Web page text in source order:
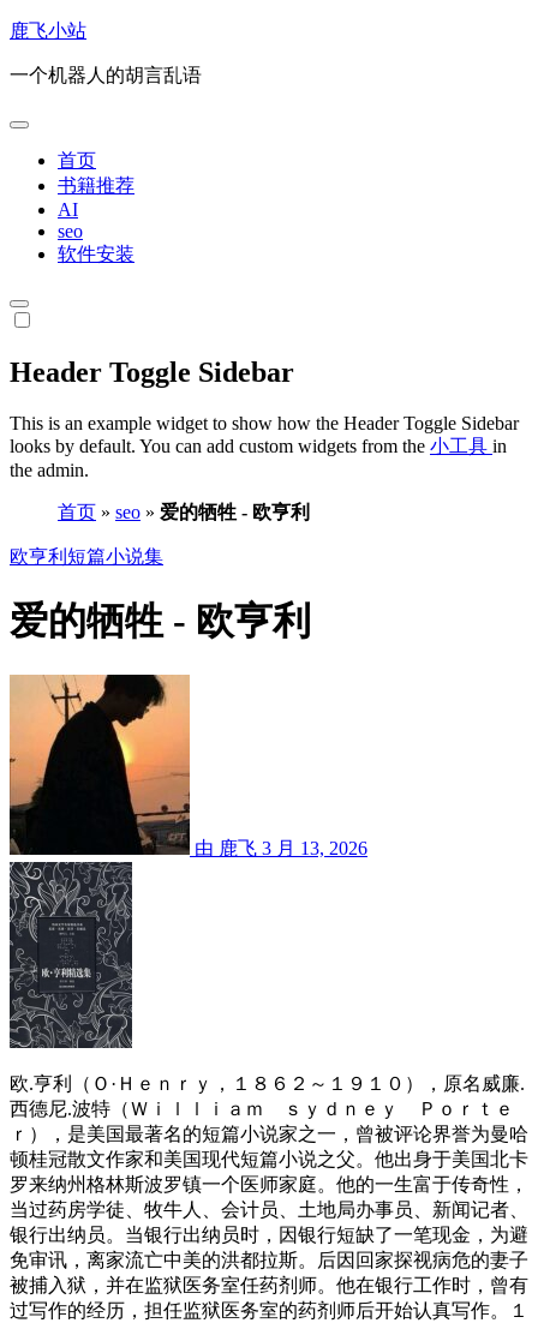
跳
到
容
鹿飞小站
一个机器人的胡言乱语
首页
书籍推荐
AI
seo
软件安装
Header Toggle Sidebar
This is an example widget to show how the Header Toggle Sidebar
looks by default. You can add custom widgets from the 小工具 in
the admin.
首页 » seo » 爱的牺牲 - 欧亨利
欧亨利短篇小说集
爱的牺牲 - 欧亨利
由 鹿飞 3 月 13, 2026
欧.亨利（Ｏ·Ｈｅｎｒｙ，１８６２～１９１０），原名威廉.
西德尼.波特（Ｗｉｌｌｉａｍ ｓｙｄｎｅｙ Ｐｏｒｔｅ
ｒ），是美国最著名的短篇小说家之一，曾被评论界誉为曼哈
顿桂冠散文作家和美国现代短篇小说之父。他出身于美国北卡
罗来纳州格林斯波罗镇一个医师家庭。他的一生富于传奇性，
当过药房学徒、牧牛人、会计员、土地局办事员、新闻记者、
银行出纳员。当银行出纳员时，因银行短缺了一笔现金，为避
免审讯，离家流亡中美的洪都拉斯。后因回家探视病危的妻子
被捕入狱，并在监狱医务室任药剂师。他在银行工作时，曾有
过写作的经历，担任监狱医务室的药剂师后开始认真写作。１